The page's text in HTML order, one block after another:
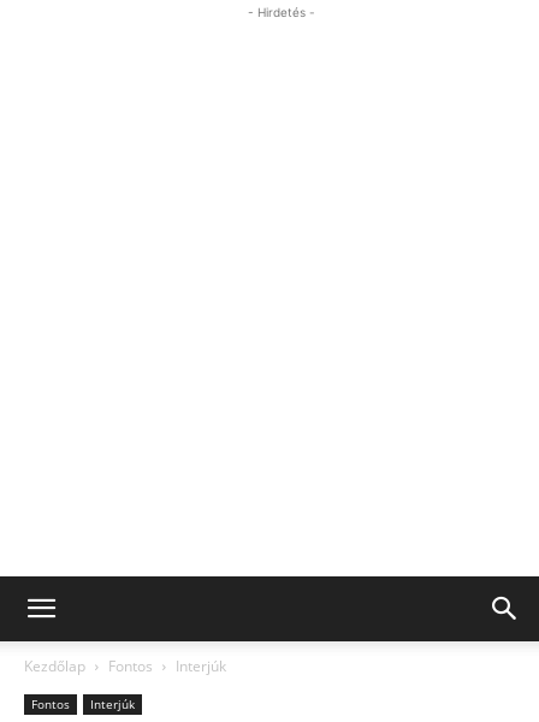
- Hirdetés -
Kezdőlap Fontos Interjúk
Fontos Interjúk